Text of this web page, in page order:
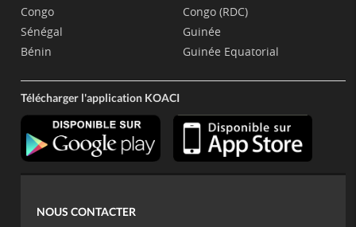
Congo
Sénégal
Bénin
Congo (RDC)
Guinée
Guinée Equatorial
Télécharger l'application KOACI
NOUS CONTACTER